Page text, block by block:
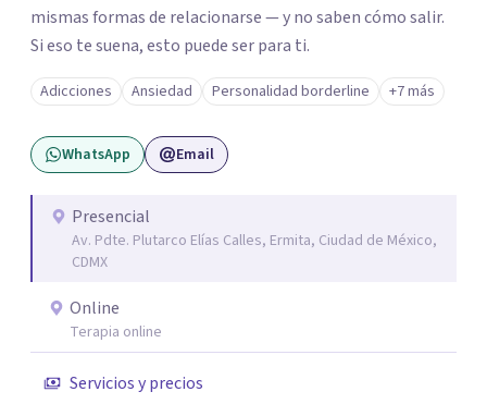
mismas formas de relacionarse — y no saben cómo salir.
Si eso te suena, esto puede ser para ti.
Adicciones Ansiedad Personalidad borderline +7 más
WhatsApp Email
Presencial
Av. Pdte. Plutarco Elías Calles, Ermita, Ciudad de México,
CDMX
Online
Terapia online
Servicios y precios